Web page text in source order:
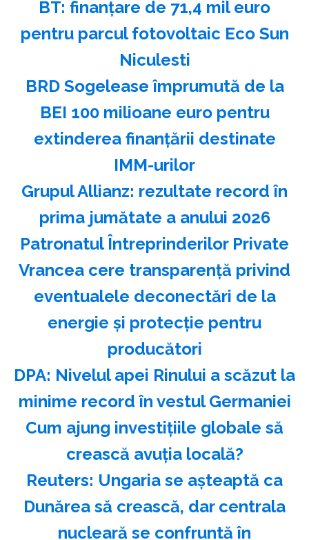
BT: finanţare de 71,4 mil euro
pentru parcul fotovoltaic Eco Sun
Niculesti
BRD Sogelease împrumută de la
BEI 100 milioane euro pentru
extinderea finanţării destinate
IMM-urilor
Grupul Allianz: rezultate record în
prima jumătate a anului 2026
Patronatul Întreprinderilor Private
Vrancea cere transparenţă privind
eventualele deconectări de la
energie şi protecţie pentru
producători
DPA: Nivelul apei Rinului a scăzut la
minime record în vestul Germaniei
Cum ajung investițiile globale să
crească avuția locală?
Reuters: Ungaria se aşteaptă ca
Dunărea să crească, dar centrala
nucleară se confruntă în